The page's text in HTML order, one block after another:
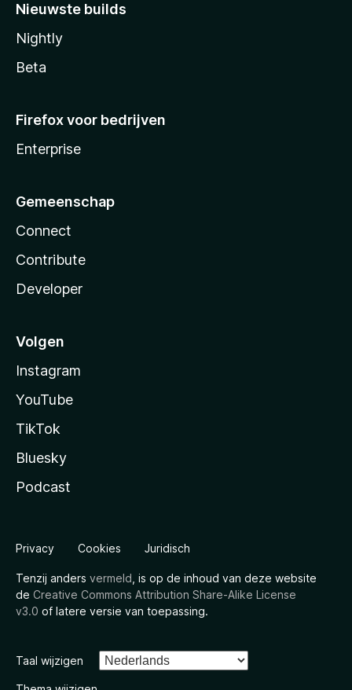
Nieuwste builds
Nightly
Beta
Firefox voor bedrijven
Enterprise
Gemeenschap
Connect
Contribute
Developer
Volgen
Instagram
YouTube
TikTok
Bluesky
Podcast
Privacy Cookies Juridisch
Tenzij anders vermeld , is op de inhoud van deze website
de Creative Commons Attribution Share-Alike License
v3.0 of latere versie van toepassing.
Taal wijzigen